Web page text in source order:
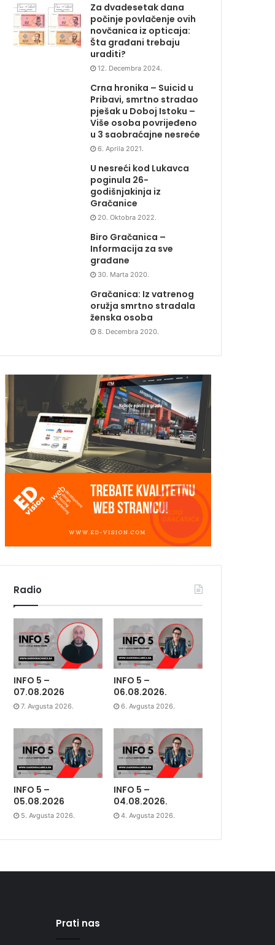
Za dvadesetak dana
počinje povlačenje ovih
novčanica iz opticaja:
Šta građani trebaju
uraditi?
12. Decembra 2024.
Crna hronika – Suicid u
Pribavi, smrtno stradao
pješak u Doboj Istoku –
Više osoba povrijeđeno
u 3 saobraćajne nesreće
6. Aprila 2021.
U nesreći kod Lukavca
poginula 26-
godišnjakinja iz
Gračanice
20. Oktobra 2022.
Biro Gračanica –
Informacija za sve
građane
30. Marta 2020.
Gračanica: Iz vatrenog
oružja smrtno stradala
ženska osoba
8. Decembra 2020.
Radio
INFO 5 –
07.08.2026
7. Avgusta 2026.
INFO 5 –
06.08.2026.
6. Avgusta 2026.
INFO 5 –
05.08.2026
5. Avgusta 2026.
INFO 5 –
04.08.2026.
4. Avgusta 2026.
Prati nas